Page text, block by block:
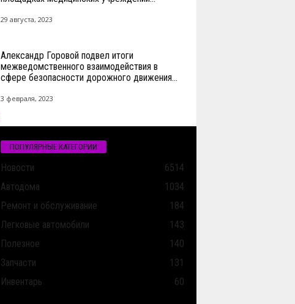
29 августа, 2023
Александр Горовой подвел итоги
межведомственного взаимодействия в
сфере безопасности дорожного движения...
3 февраля, 2023
ПОПУЛЯРНЫЕ КАТЕГОРИИ
Новости
6514
Автодома
1034
Ремонт и обслуживание
184
Легковые автомобили
143
Полезное
140
Запчасти
131
Инвентарь
60